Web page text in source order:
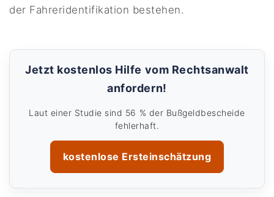
der Fahreridentifikation bestehen.
Jetzt kostenlos Hilfe vom Rechtsanwalt
anfordern!
Laut einer Studie sind 56 % der Bußgeldbescheide
fehlerhaft.
kostenlose Ersteinschätzung